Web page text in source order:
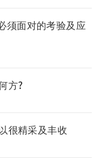
须面对的考验及应
方?
很精采及丰收